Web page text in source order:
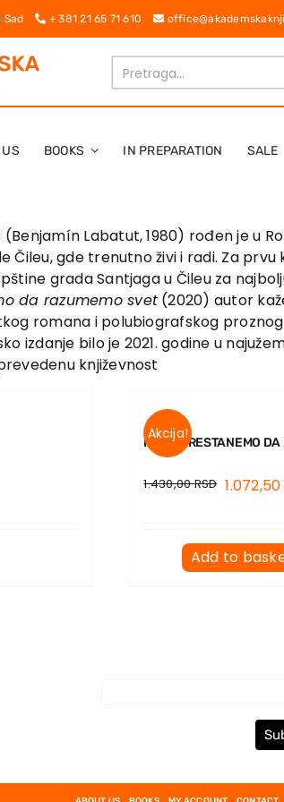
Sad + 381 21 65 71 610
BOOKS IN PREPARATION SALE
Labatut, 1980) rođen je u
Čileu, gde trenutno živi i radi. Za
grada Santjaga u Čileu za
da razumemo svet (2020) autor
romana i polubiografskog
izdanje bilo je 2021. godine u
književnost
Akcija!
KADA PRESTANEMO
1.430,00RSD 1.072,50
Add to